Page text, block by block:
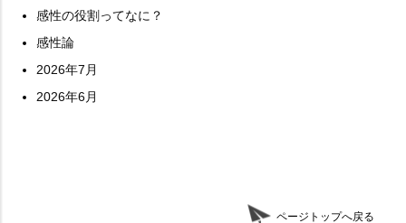
感性の役割ってなに？
感性論
2026年7月
2026年6月
ページトップへ戻る